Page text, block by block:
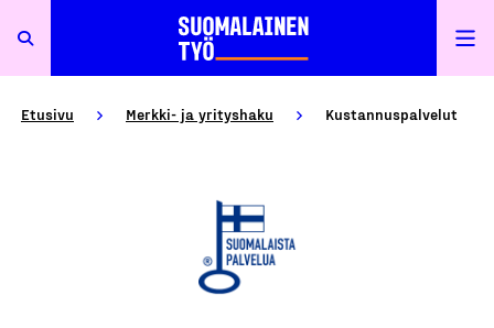
Etusivu Merkki- ja yrityshaku Kustannuspalvelut